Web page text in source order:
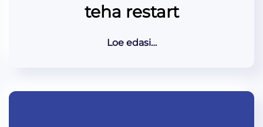
teha restart
Loe edasi…